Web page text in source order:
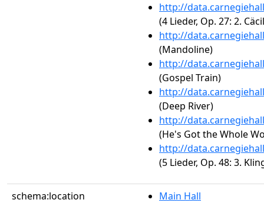
http://
(4 Lieder, Op. 27: 2.
http://
(Mandoline)
http://
(Gospel Train)
http://
(Deep River)
http://
(He's Got the Whole
http://
(5 Lieder, Op. 48: 3.
schema:location Main Hall